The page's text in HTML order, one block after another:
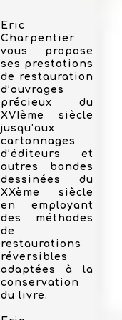
Eric
Charpentier
vous propose
ses prestations
de restauration
d’ouvrages
précieux du
XVIème siècle
jusqu’aux
cartonnages
d’éditeurs et
autres bandes
dessinées du
XXème siècle
en employant
des méthodes
de
restaurations
réversibles
adaptées à la
conservation
du livre.